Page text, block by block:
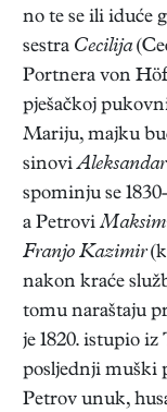
no te se ili iduće
sestra Cecilija
Portnera von
pješačkoj
Mariju, majku
sinoviAleksandar
spominju se
a Petrovi
Franjo Kazimir
nakon kraće
tomu naraštaju
je 1820. istupio
posljednji muški
Petrov unuk,